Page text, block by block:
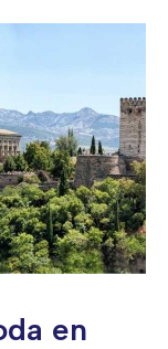
en